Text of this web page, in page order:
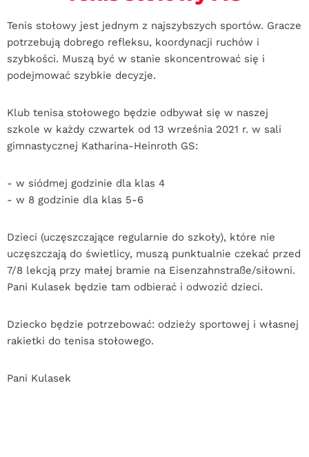
Tenis stołowy jest jednym z najszybszych sportów. Gracze
potrzebują dobrego refleksu, koordynacji ruchów i
szybkości. Muszą być w stanie skoncentrować się i
podejmować szybkie decyzje.
Klub tenisa stołowego będzie odbywał się w naszej
szkole w każdy czwartek od 13 września 2021 r. w sali
gimnastycznej Katharina-Heinroth GS:
- w siódmej godzinie dla klas 4
- w 8 godzinie dla klas 5-6
Dzieci (uczęszczające regularnie do szkoły), które nie
uczęszczają do świetlicy, muszą punktualnie czekać przed
7/8 lekcją przy małej bramie na Eisenzahnstraße/siłowni.
Pani Kulasek będzie tam odbierać i odwozić dzieci.
Dziecko będzie potrzebować: odzieży sportowej i własnej
rakietki do tenisa stołowego.
Pani Kulasek